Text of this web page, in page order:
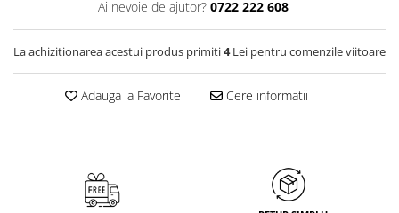
Ai nevoie de ajutor? 0722 222 608
La achizitionarea acestui produs primiti4Lei pentru comenzile viitoare
Adauga la Favorite Cere informatii